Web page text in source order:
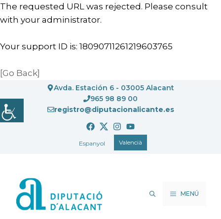
The requested URL was rejected. Please consult
with your administrator.
Your support ID is: 18090711261219603765
[Go Back]
al
contingut
Avda. Estación 6 - 03005 Alacant
965 98 89 00
registro@diputacionalicante.es
Espanyol Valencià
MENÚ